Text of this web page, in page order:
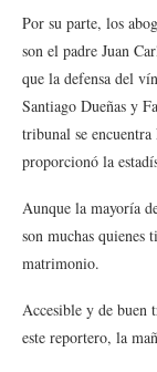
Por su parte, los
son el padre Juan
que la defensa del
Santiago Dueñas y
tribunal se
proporcionó la
Aunque la mayoría
son muchas quienes
matrimonio.
Accesible y de buen
este reportero, la